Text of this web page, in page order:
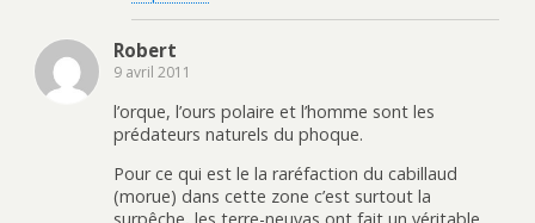
Robert
9 avril 2011
l’orque, l’ours polaire et l’homme sont les
prédateurs naturels du phoque.
Pour ce qui est le la raréfaction du cabillaud
(morue) dans cette zone c’est surtout la